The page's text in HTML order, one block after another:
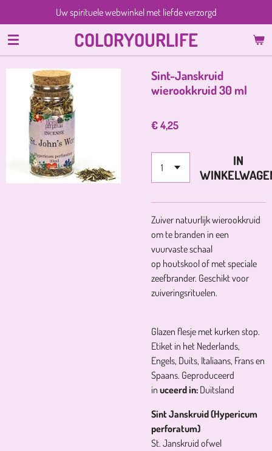
direct
naar
de
hoofdinhoud
COLORYOURLIFE
Uw spirituele webwinkel met liefde verzorgd
Sint-Janskruid
wierookkruid 30 ml
€ 4,25
IN
Zuiver natuurlijk wierookkruid
om te branden in een
vuurvaste schaal
op houtskool of met speciale
zeefbrander. Geschikt voor
zuiveringsrituelen.
Glazen flesje met kurken stop.
Etiket in het Nederlands,
Engels, Duits, Italiaans, Frans en
Spaans. Geproduceerd
in uceerd in: Duitsland
Sint Janskruid (Hypericum
perforatum)
St. Janskruid ofwel